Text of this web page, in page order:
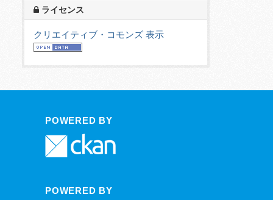
ライセンス
クリエイティブ・コモンズ 表示
POWERED BY
POWERED BY